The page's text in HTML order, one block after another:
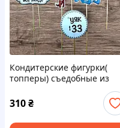
Кондитерские фигурки(
топперы) съедобные из
сахарной мастики на торт"
Волк сейчас спою" пупсик
без паники
310₴